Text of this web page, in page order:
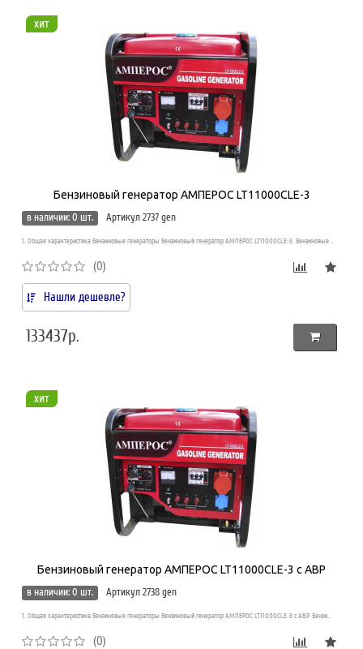
хит
Бензиновый генератор АМПЕРОС LT11000CLE-3
в наличии: 0 шт.
Артикул 2737 gen
1. Общая характеристика Бензиновые генераторы Бензиновый генератор АМПЕРОС LT11000CLE-3. Бензиновые ..
(0)
Нашли дешевле?
133437р.
хит
Бензиновый генератор АМПЕРОС LT11000CLE-3 с АВР
в наличии: 0 шт.
Артикул 2738 gen
1. Общая характеристика Бензиновые генераторы Бензиновый генератор АМПЕРОС LT11000CLE-3 с АВР. Бензи..
(0)